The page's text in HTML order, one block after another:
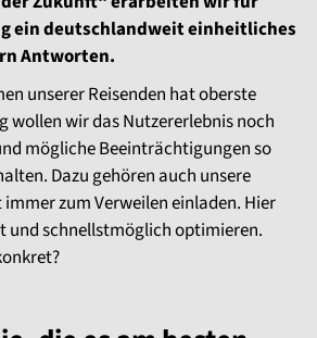
ein deutschlandweit einheitliches
Antworten.
unserer Reisenden hat oberste
wollen wir das Nutzererlebnis noch
mögliche Beeinträchtigungen so
Dazu gehören auch unsere
zum Verweilen einladen. Hier
und schnellstmöglich optimieren.